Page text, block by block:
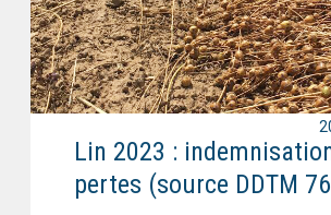
Lin 2023 :
pertes (source DDTM